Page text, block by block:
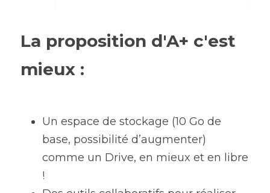
La proposition d'A+ c'est
mieux :
Un espace de stockage (10 Go de
base, possibilité d’augmenter)
comme un Drive, en mieux et en libre
!